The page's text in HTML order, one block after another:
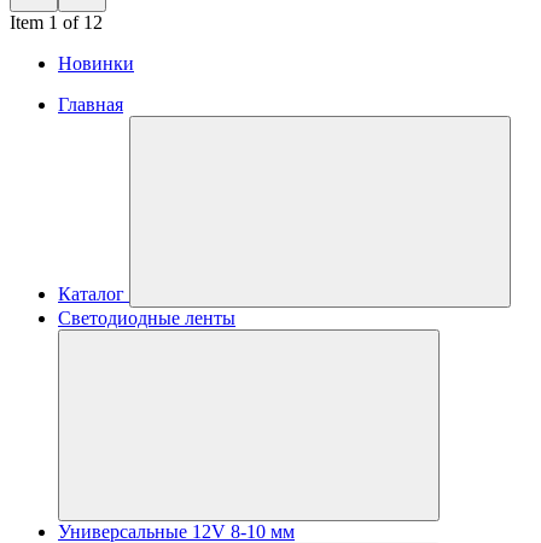
Item 1 of 12
Новинки
Главная
Каталог
Светодиодные ленты
Универсальные 12V 8-10 мм